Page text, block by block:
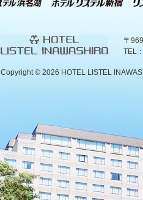
〒
TEL
Copyright © 2026 HOTEL LISTEL